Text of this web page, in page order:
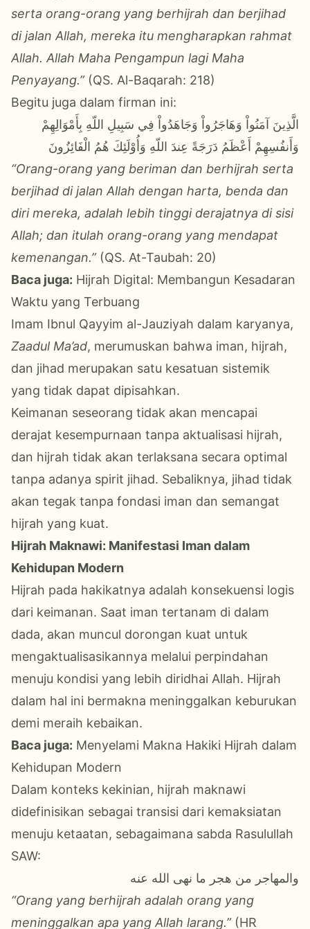
serta orang-orang yang berhijrah dan berjihad
di jalan Allah, mereka itu mengharapkan rahmat
Allah. Allah Maha Pengampun lagi Maha
Penyayang.”(QS. Al-Baqarah: 218)
Begitu juga dalam firman ini:
الَّذِينَ آمَنُواْ وَهَاجَرُواْ وَجَاهَدُواْ فِي سَبِيلِ اللّهِ بِأَمْوَالِهِمْ
وَأَنفُسِهِمْ أَعْظَمُ دَرَجَةً عِندَ اللّهِ وَأُوْلَئِكَ هُمُ الْفَائِزُونَ
“Orang-orang yang beriman dan berhijrah serta
berjihad di jalan Allah dengan harta, benda dan
diri mereka, adalah lebih tinggi derajatnya di sisi
Allah; dan itulah orang-orang yang mendapat
kemenangan.”(QS. At-Taubah: 20)
Baca juga: Hijrah Digital: Membangun Kesadaran
Waktu yang Terbuang
Imam Ibnul Qayyim al-Jauziyah dalam karyanya,
Zaadul Ma’ad, merumuskan bahwa iman, hijrah,
dan jihad merupakan satu kesatuan sistemik
yang tidak dapat dipisahkan.
Keimanan seseorang tidak akan mencapai
derajat kesempurnaan tanpa aktualisasi hijrah,
dan hijrah tidak akan terlaksana secara optimal
tanpa adanya spirit jihad. Sebaliknya, jihad tidak
akan tegak tanpa fondasi iman dan semangat
hijrah yang kuat.
Hijrah Maknawi: Manifestasi Iman dalam
Kehidupan Modern
Hijrah pada hakikatnya adalah konsekuensi logis
dari keimanan. Saat iman tertanam di dalam
dada, akan muncul dorongan kuat untuk
mengaktualisasikannya melalui perpindahan
menuju kondisi yang lebih diridhai Allah. Hijrah
dalam hal ini bermakna meninggalkan keburukan
demi meraih kebaikan.
Baca juga: Menyelami Makna Hakiki Hijrah dalam
Kehidupan Modern
Dalam konteks kekinian, hijrah maknawi
didefinisikan sebagai transisi dari kemaksiatan
menuju ketaatan, sebagaimana sabda Rasulullah
SAW:
والمهاجر من هجر ما نهى الله عنه
“Orang yang berhijrah adalah orang yang
meninggalkan apa yang Allah larang.”(HR